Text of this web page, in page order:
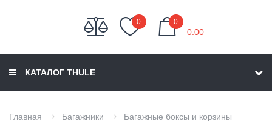
0 0
0.00
КАТАЛОГ THULE
Главная Багажники
Багажные боксы и корзины